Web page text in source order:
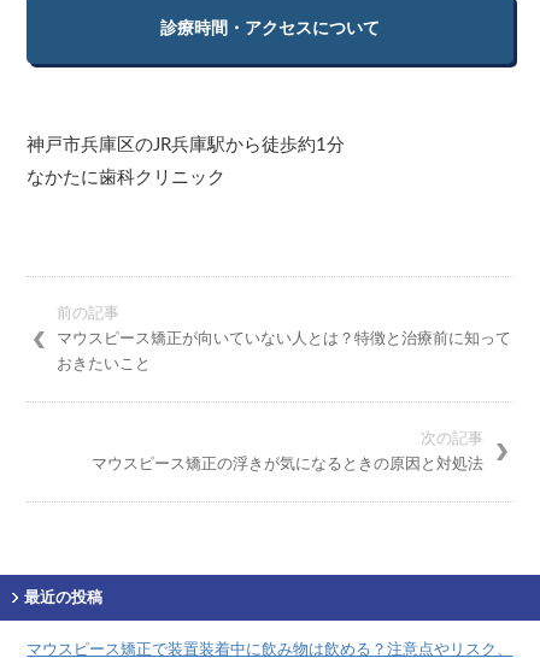
診療時間・アクセスについて
神戸市兵庫区のJR兵庫駅から徒歩約1分
なかたに歯科クリニック
前の記事
マウスピース矯正が向いていない人とは？特徴と治療前に知って
おきたいこと
次の記事
マウスピース矯正の浮きが気になるときの原因と対処法
最近の投稿
マウスピース矯正で装置装着中に飲み物は飲める？注意点やリスク、